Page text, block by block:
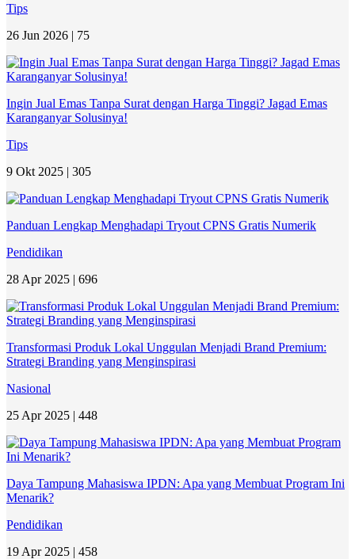
Tips
26 Jun 2026 | 75
Ingin Jual Emas Tanpa Surat dengan Harga Tinggi? Jagad Emas
Karanganyar Solusinya!
Tips
9 Okt 2025 | 305
Panduan Lengkap Menghadapi Tryout CPNS Gratis Numerik
Pendidikan
28 Apr 2025 | 696
Transformasi Produk Lokal Unggulan Menjadi Brand Premium:
Strategi Branding yang Menginspirasi
Nasional
25 Apr 2025 | 448
Daya Tampung Mahasiswa IPDN: Apa yang Membuat Program Ini
Menarik?
Pendidikan
19 Apr 2025 | 458